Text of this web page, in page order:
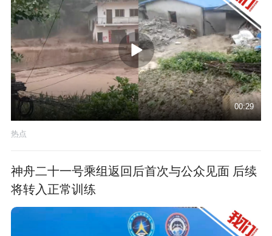
00:29
热点
神舟二十一号乘组返回后首次与公众见面 后续
将转入正常训练